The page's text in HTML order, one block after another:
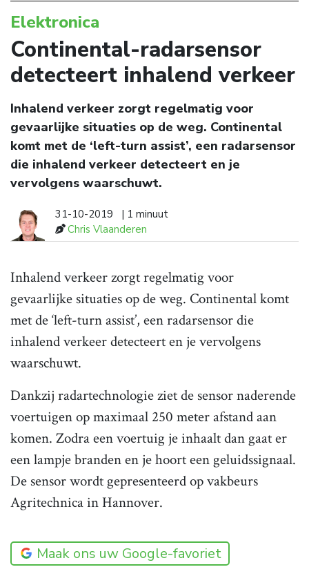
Elektronica
Continental-radarsensor
detecteert inhalend verkeer
Inhalend verkeer zorgt regelmatig voor
gevaarlijke situaties op de weg. Continental
komt met de ‘left-turn assist’, een radarsensor
die inhalend verkeer detecteert en je
vervolgens waarschuwt.
31-10-2019
| 1 minuut
Chris Vlaanderen
Inhalend verkeer zorgt regelmatig voor
gevaarlijke situaties op de weg. Continental komt
met de ‘left-turn assist’, een radarsensor die
inhalend verkeer detecteert en je vervolgens
waarschuwt.
Dankzij radartechnologie ziet de sensor naderende
voertuigen op maximaal 250 meter afstand aan
komen. Zodra een voertuig je inhaalt dan gaat er
een lampje branden en je hoort een geluidssignaal.
De sensor wordt gepresenteerd op vakbeurs
Agritechnica in Hannover.
Maak ons uw Google-favoriet